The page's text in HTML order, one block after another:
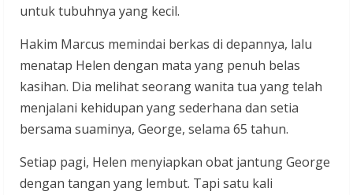
untuk tubuhnya yang kecil.
Hakim Marcus memindai berkas di depannya, lalu
menatap Helen dengan mata yang penuh belas
kasihan. Dia melihat seorang wanita tua yang telah
menjalani kehidupan yang sederhana dan setia
bersama suaminya, George, selama 65 tahun.
Setiap pagi, Helen menyiapkan obat jantung George
dengan tangan yang lembut. Tapi satu kali